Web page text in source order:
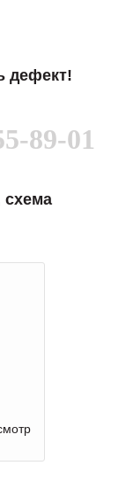
дефект!
89-01
схема